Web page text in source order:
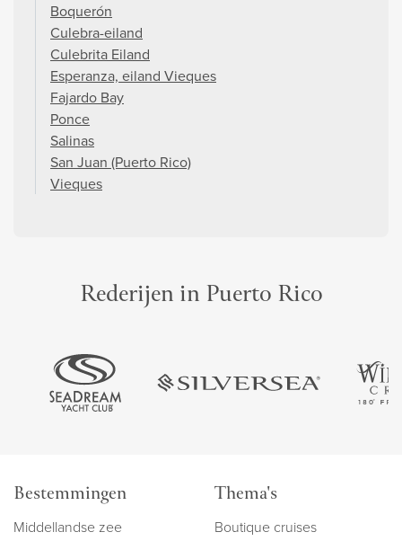
Boquerón
Culebra-eiland
Culebrita Eiland
Esperanza, eiland Vieques
Fajardo Bay
Ponce
Salinas
San Juan (Puerto Rico)
Vieques
Rederijen in Puerto Rico
Bestemmingen
Middellandse zee
Thema's
Boutique cruises